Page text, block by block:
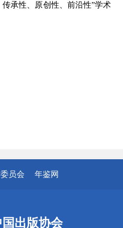
承性、原创性、前沿性”学术
员会 年鉴网
国出版协会